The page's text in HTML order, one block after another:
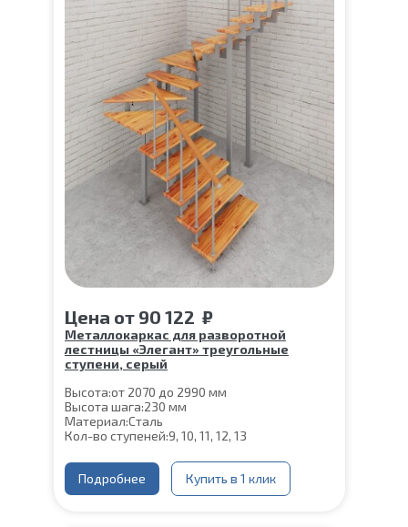
Цена от 90 122 ₽
Металлокаркас для разворотной
лестницы «Элегант» треугольные
ступени, серый
Высота:от 2070 до 2990 мм
Высота шага:230 мм
Материал:Сталь
Кол-во ступеней:9, 10, 11, 12, 13
Подробнее Купить в 1 клик